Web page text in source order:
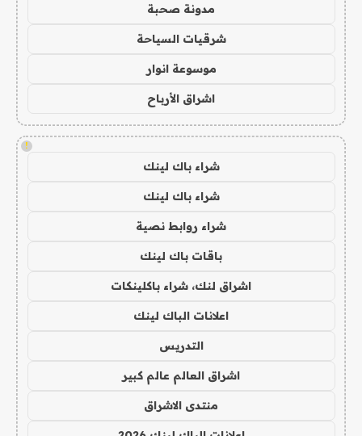
مدونة صحبة
شرقيات السياحة
موسوعة انوار
اشراق الأرباح
!
شراء باك لينك
شراء باك لينك
شراء روابط نصية
باقات باك لينك
اشراق لنك، شراء باكلينكات
اعلانات الباك لينك
التدريس
اشراق العالم عالم كبير
منتدى الاشراق